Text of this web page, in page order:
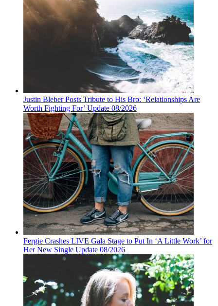
Justin Bleber Posts Tribute to His Bro: ‘Relationships Are
Worth Fighting For’ Update 08/2026
Fergie Crashes LIVE Gala Stage to Put In ‘A Little Work’ for
Her New Single Update 08/2026